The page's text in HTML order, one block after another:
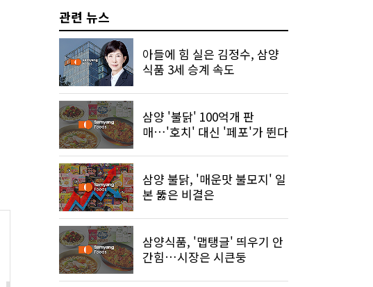
관련 뉴스
아들에 힘 실은 김정수, 삼양
식품 3세 승계 속도
삼양 '불닭' 100억개 판
매…'호치' 대신 '페포'가 뛴다
삼양 불닭, '매운맛 불모지' 일
본 뚫은 비결은
삼양식품, '맵탱글' 띄우기 안
간힘…시장은 시큰둥